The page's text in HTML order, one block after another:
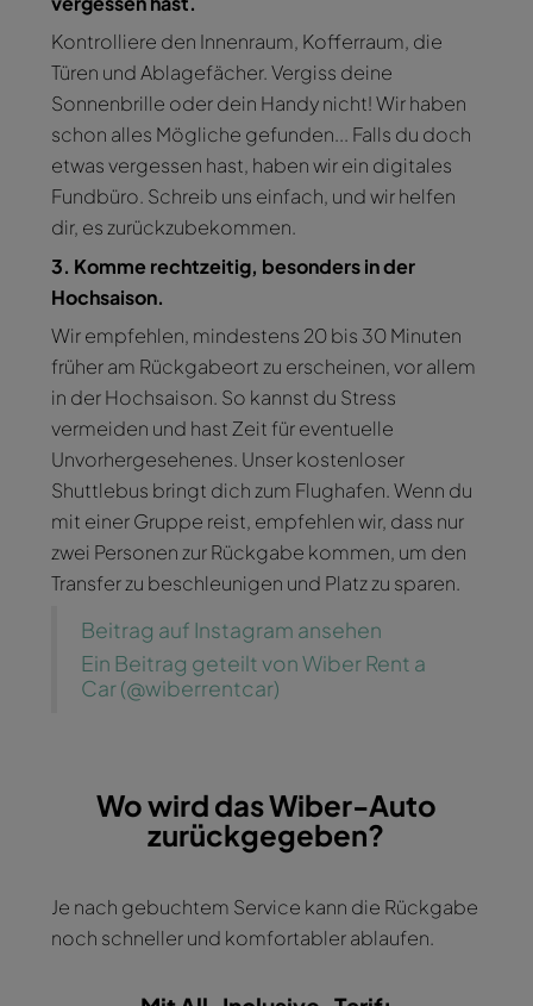
Kontrolliere den Innenraum, Kofferraum, die
Türen und Ablagefächer. Vergiss deine
Sonnenbrille oder dein Handy nicht! Wir haben
schon alles Mögliche gefunden... Falls du doch
etwas vergessen hast, haben wir ein digitales
Fundbüro. Schreib uns einfach, und wir helfen
dir, es zurückzubekommen.
3. Komme rechtzeitig, besonders in der
Hochsaison.
Wir empfehlen, mindestens 20 bis 30 Minuten
früher am Rückgabeort zu erscheinen, vor allem
in der Hochsaison. So kannst du Stress
vermeiden und hast Zeit für eventuelle
Unvorhergesehenes. Unser kostenloser
Shuttlebus bringt dich zum Flughafen. Wenn du
mit einer Gruppe reist, empfehlen wir, dass nur
zwei Personen zur Rückgabe kommen, um den
Transfer zu beschleunigen und Platz zu sparen.
Beitrag auf Instagram ansehen
Ein Beitrag geteilt von Wiber Rent a
Car (@wiberrentcar)
Wo wird das Wiber-Auto
zurückgegeben?
Je nach gebuchtem Service kann die Rückgabe
noch schneller und komfortabler ablaufen.